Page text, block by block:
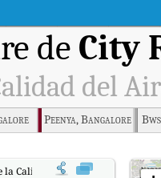
de City
del
Peenya, Bangalore
la Calidad del Aire (ICA) de City